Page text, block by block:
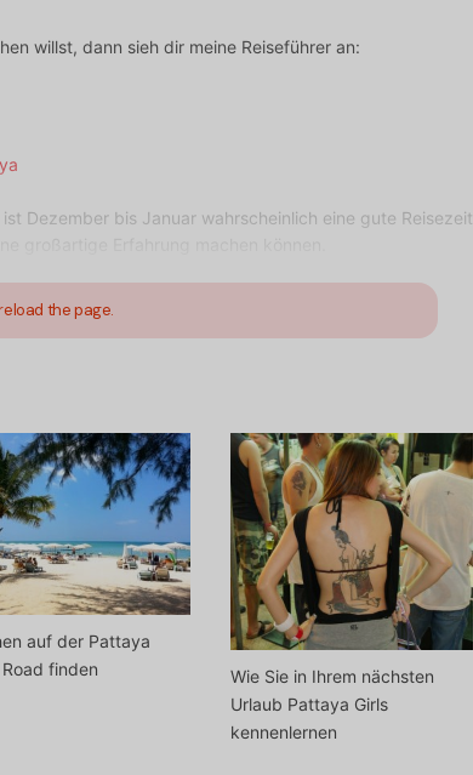
willst, dann sieh dir meine Reiseführer an:
Dezember bis Januar wahrscheinlich eine gute Reisezeit
the page.
auf der Pattaya
finden
Wie Sie in Ihrem nächsten
Urlaub Pattaya Girls
kennenlernen